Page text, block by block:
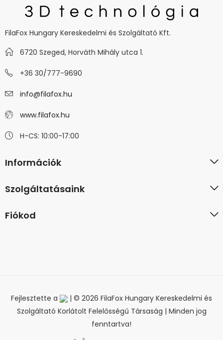
FilaFox Hungary Kereskedelmi és Szolgáltató Kft.
6720 Szeged, Horváth Mihály utca 1.
+36 30/777-9690
info@filafox.hu
www.filafox.hu
H-CS: 10:00-17:00
Információk
Szolgáltatásaink
Fiókod
Fejlesztette a
| © 2026 FilaFox Hungary Kereskedelmi és
Szolgáltató Korlátolt Felelősségű Társaság | Minden jog
fenntartva!